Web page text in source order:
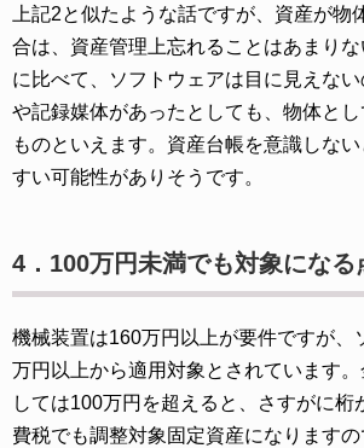
上記2と似たような話ですが、資産が物
合は、資産管理上忘れることはあまり
に比べて、ソフトウェアは目に見えな
や記録媒体があったとしても、物体と
ものといえます。資産台帳を意識しな
すい可能性がありそうです。
4．100万円未満でも対象にな
機械装置は160万円以上が要件ですが、
万円以上から適用対象とされています
しては100万円を超えると、さすがに桁
費税でも調整対象固定資産になります